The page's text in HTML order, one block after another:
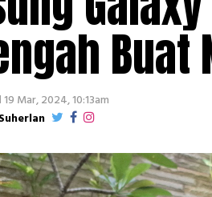
Buat
19 Mar, 2024, 10:13am